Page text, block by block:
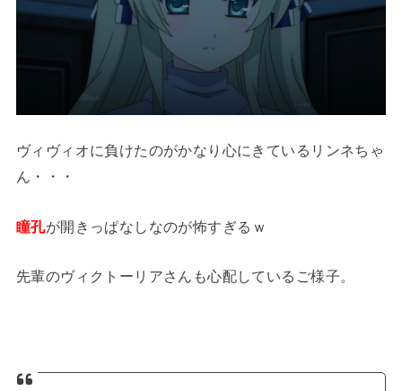
ヴィヴィオに負けたのがかなり心にきているリンネちゃ
ん・・・
瞳孔が開きっぱなしなのが怖すぎるｗ
先輩のヴィクトーリアさんも心配しているご様子。